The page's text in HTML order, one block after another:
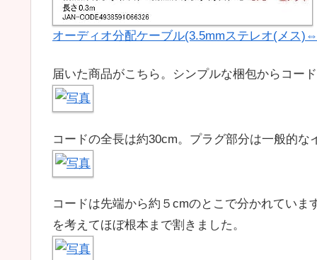
オーディオ分配ケーブル(3.5mmステレオ(メス
届いた商品がこちら。シンプルな梱包からコー
コードの全長は約30cm。プラグ部分は一般的
コードは先端から約５cmのとこで分かれてい
を考えてほぼ根本まで割きました。